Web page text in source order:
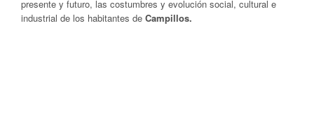
presente y futuro, las costumbres y evolución social, cultural e
industrial de los habitantes de Campillos.